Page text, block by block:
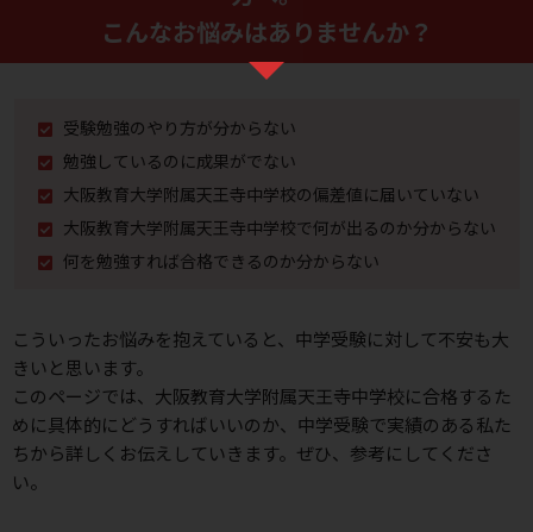
こんなお悩みはありませんか？
受験勉強のやり⽅が分からない
勉強しているのに成果がでない
大阪教育大学附属天王寺中学校の偏差値に届いていない
大阪教育大学附属天王寺中学校で何が出るのか分からない
何を勉強すれば合格できるのか分からない
こういったお悩みを抱えていると、中学受験に対して不安も⼤
きいと思います。
このページでは、大阪教育大学附属天王寺中学校に合格するた
めに具体的にどうすればいいのか、 中学受験で実績のある私た
ちから詳しくお伝えしていきます。ぜひ、参考にしてくださ
い。